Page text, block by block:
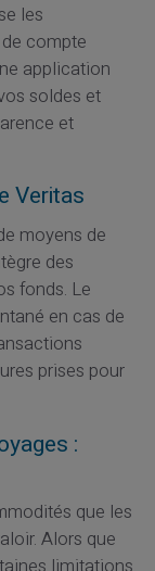
les
compte
application
soldes et
et
Veritas
moyens de
des
fonds. Le
en cas de
prises pour
:
que les
Alors que